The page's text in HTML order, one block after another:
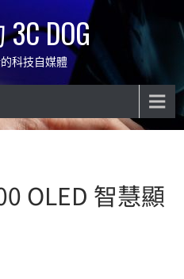
DOG
科技自媒體
OLED 智慧顯